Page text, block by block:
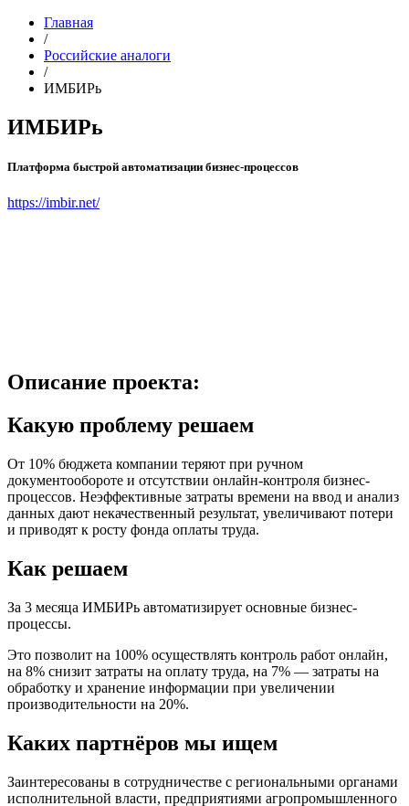
Главная
/
Российские аналоги
/
ИМБИРь
ИМБИРь
Платформа быстрой автоматизации бизнес-процессов
https://imbir.net/
Описание проекта:
Какую проблему решаем
От 10% бюджета компании теряют при ручном
документообороте и отсутствии онлайн-контроля бизнес-
процессов. Неэффективные затраты времени на ввод и анализ
данных дают некачественный результат, увеличивают потери
и приводят к росту фонда оплаты труда.
Как решаем
За 3 месяца ИМБИРь автоматизирует основные бизнес-
процессы.
Это позволит на 100% осуществлять контроль работ онлайн,
на 8% снизит затраты на оплату труда, на 7% — затраты на
обработку и хранение информации при увеличении
производительности на 20%.
Каких партнёров мы ищем
Заинтересованы в сотрудничестве с региональными органами
исполнительной власти, предприятиями агропромышленного